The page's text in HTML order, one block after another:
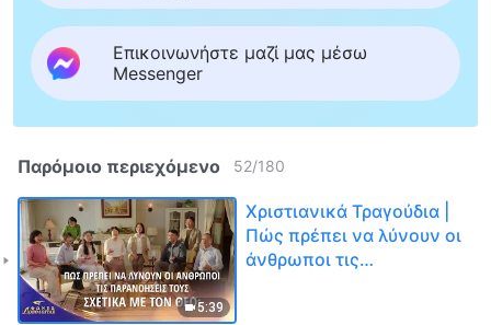
Επικοινωνήστε μαζί μας μέσω
Messenger
Παρόμοιο περιεχόμενο 52/180
5:39
Χριστιανικά Τραγούδια |
Πώς πρέπει να λύνουν οι
άνθρωποι τις